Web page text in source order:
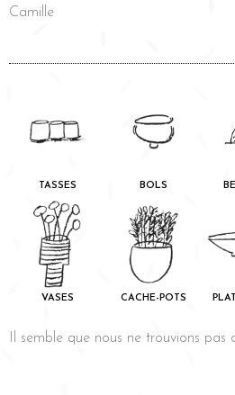
Camille
TASSES BOLS
VASES CACHE-POTS
Il semble que nous ne trouvions pas